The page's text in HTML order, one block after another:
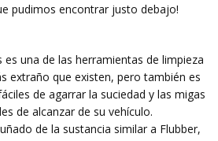
pudimos encontrar justo debajo!
es una de las herramientas de limpieza
extraño que existen, pero también es
de agarrar la suciedad y las migas
de alcanzar de su vehículo.
de la sustancia similar a Flubber,